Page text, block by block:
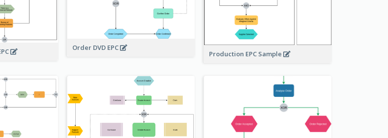
Order DVD EPC
Production EPC Sample